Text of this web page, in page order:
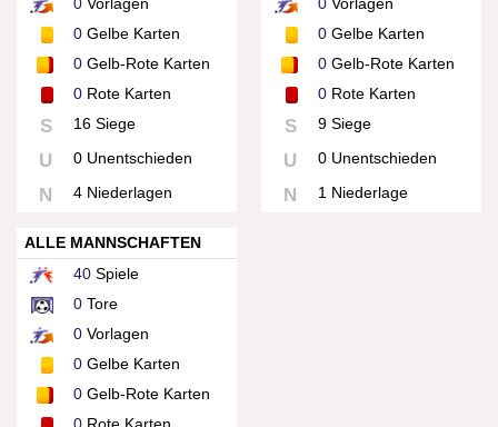
0 Vorlagen
0 Gelbe Karten
0 Gelb-Rote Karten
0 Rote Karten
S 16 Siege
U 0 Unentschieden
N 4 Niederlagen
0Vorlagen
0Gelbe Karten
0Gelb-Rote Karten
0Rote Karten
S 9 Siege
U 0 Unentschieden
N 1 Niederlage
ALLE MANNSCHAFTEN
40 Spiele
0 Tore
0 Vorlagen
0 Gelbe Karten
0 Gelb-Rote Karten